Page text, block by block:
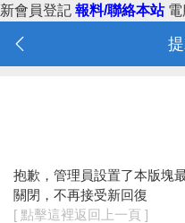
新會員登記 報料/聯絡本站 電
抱歉，管理員設置了本版塊
關閉，不再接受新回復
[ 點擊這裡返回上一頁 ]